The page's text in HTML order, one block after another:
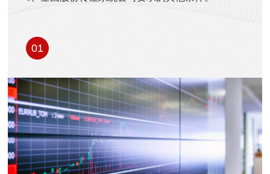
01